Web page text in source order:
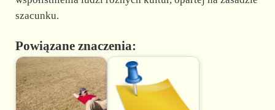
szacunku.
Powiązane znaczenia: